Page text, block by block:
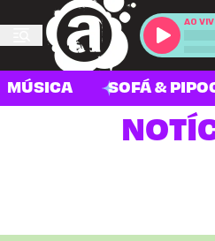
AO
MÚSICA SOFÁ &